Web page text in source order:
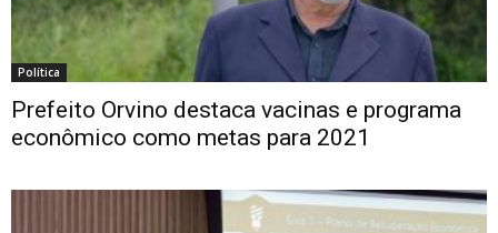
Política
Prefeito Orvino destaca vacinas e programa
econômico como metas para 2021